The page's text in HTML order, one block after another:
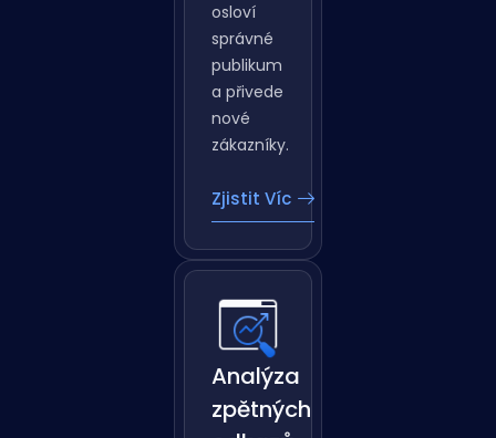
strategickou
reklamu,
která
osloví
správné
publikum
nové
zákazníky.
Zjistit Víc